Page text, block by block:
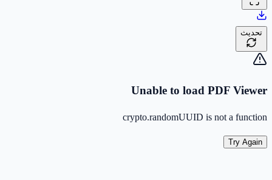
تحديث
Unable to load PDF Viewer
crypto.randomUUID is not a function
Try Again